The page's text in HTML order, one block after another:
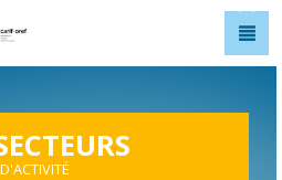
D'ACTIVITÉ